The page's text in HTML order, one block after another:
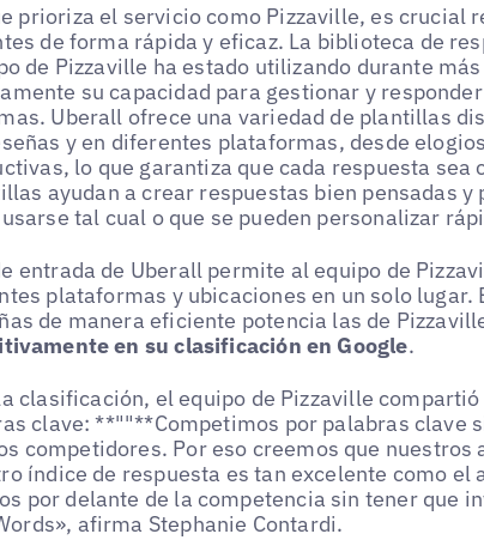
prioriza el servicio como Pizzaville, es crucial
de forma rápida y eficaz. La biblioteca de
de Pizzaville ha estado utilizando durante
su capacidad para gestionar y
Uberall ofrece una variedad de plantillas
y en diferentes plataformas, desde
lo que garantiza que cada respuesta sea
ayudan a crear respuestas bien pensadas y
tal cual o que se pueden personalizar
entrada de Uberall permite al equipo de
plataformas y ubicaciones en un solo lugar.
de manera eficiente potencia las de
en su clasificación en Google.
clasificación, el equipo de Pizzaville compartió
clave: **""**Competimos por palabras clave
competidores. Por eso creemos que nuestros
índice de respuesta es tan excelente como el
por delante de la competencia sin tener que
afirma Stephanie Contardi.